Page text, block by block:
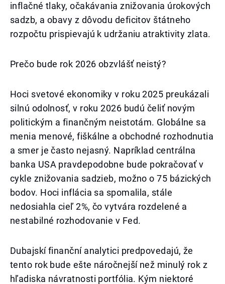
inflačné tlaky, očakávania znižovania úrokových
sadzb, a obavy z dôvodu deficitov štátneho
rozpočtu prispievajú k udržaniu atraktivity zlata.
Prečo bude rok 2026 obzvlášť neistý?
Hoci svetové ekonomiky v roku 2025 preukázali
silnú odolnosť, v roku 2026 budú čeliť novým
politickým a finančným neistotám. Globálne sa
menia menové, fiškálne a obchodné rozhodnutia
a smer je často nejasný. Napríklad centrálna
banka USA pravdepodobne bude pokračovať v
cykle znižovania sadzieb, možno o 75 bázických
bodov. Hoci inflácia sa spomalila, stále
nedosiahla cieľ 2%, čo vytvára rozdelené a
nestabilné rozhodovanie v Fed.
Dubajskí finanční analytici predpovedajú, že
tento rok bude ešte náročnejší než minulý rok z
hľadiska návratnosti portfólia. Kým niektoré